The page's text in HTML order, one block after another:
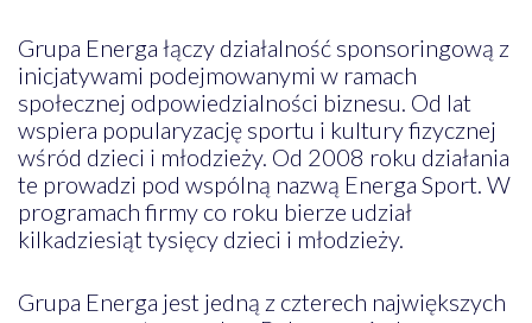
Grupa Energa łączy działalność sponsoringową z
inicjatywami podejmowanymi w ramach
społecznej odpowiedzialności biznesu. Od lat
wspiera popularyzację sportu i kultury fizycznej
wśród dzieci i młodzieży. Od 2008 roku działania
te prowadzi pod wspólną nazwą Energa Sport. W
programach firmy co roku bierze udział
kilkadziesiąt tysięcy dzieci i młodzieży.
Grupa Energa jest jedną z czterech największych